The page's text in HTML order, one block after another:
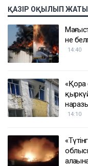
ҚАЗІР ОҚЫЛЫП
не
14:40
«Қора
14:10